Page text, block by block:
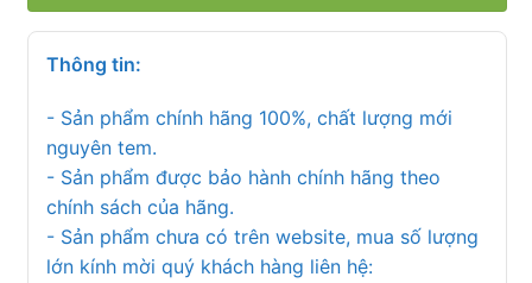
Thông tin:
- Sản phẩm chính hãng 100%, chất lượng mới
nguyên tem.
- Sản phẩm được bảo hành chính hãng theo
chính sách của hãng.
- Sản phẩm chưa có trên website, mua số lượng
lớn kính mời quý khách hàng liên hệ: